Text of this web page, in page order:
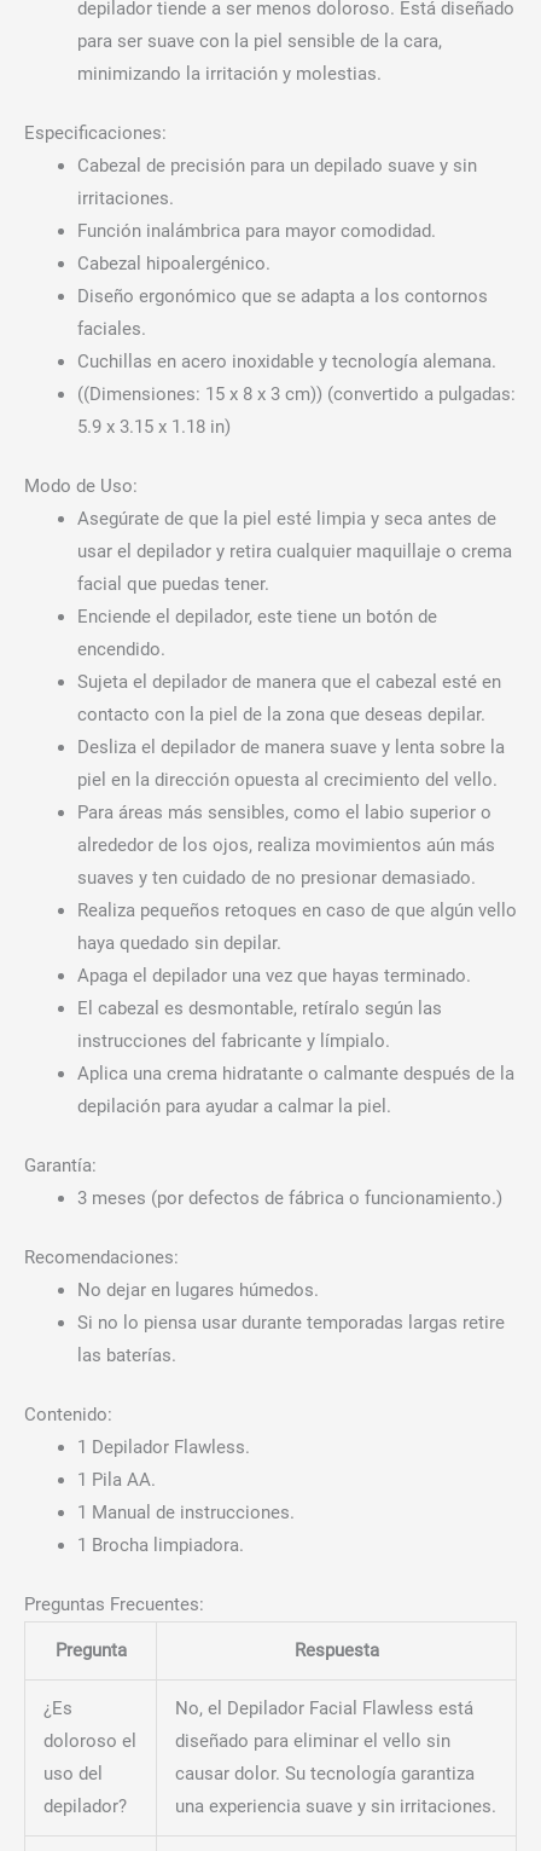
depilador tiende a ser menos doloroso. Está diseñado
para ser suave con la piel sensible de la cara,
minimizando la irritación y molestias.
Especificaciones:
Cabezal de precisión para un depilado suave y sin
irritaciones.
Función inalámbrica para mayor comodidad.
Cabezal hipoalergénico.
Diseño ergonómico que se adapta a los contornos
faciales.
Cuchillas en acero inoxidable y tecnología alemana.
((Dimensiones: 15 x 8 x 3 cm)) (convertido a pulgadas:
5.9 x 3.15 x 1.18 in)
Modo de Uso:
Asegúrate de que la piel esté limpia y seca antes de
usar el depilador y retira cualquier maquillaje o crema
facial que puedas tener.
Enciende el depilador, este tiene un botón de
encendido.
Sujeta el depilador de manera que el cabezal esté en
contacto con la piel de la zona que deseas depilar.
Desliza el depilador de manera suave y lenta sobre la
piel en la dirección opuesta al crecimiento del vello.
Para áreas más sensibles, como el labio superior o
alrededor de los ojos, realiza movimientos aún más
suaves y ten cuidado de no presionar demasiado.
Realiza pequeños retoques en caso de que algún vello
haya quedado sin depilar.
Apaga el depilador una vez que hayas terminado.
El cabezal es desmontable, retíralo según las
instrucciones del fabricante y límpialo.
Aplica una crema hidratante o calmante después de la
depilación para ayudar a calmar la piel.
Garantía:
3 meses (por defectos de fábrica o funcionamiento.)
Recomendaciones:
No dejar en lugares húmedos.
Si no lo piensa usar durante temporadas largas retire
las baterías.
Contenido:
1 Depilador Flawless.
1 Pila AA.
1 Manual de instrucciones.
1 Brocha limpiadora.
Preguntas Frecuentes:
Pregunta Respuesta
¿Es
doloroso el
uso del
depilador?
No, el Depilador Facial Flawless está
diseñado para eliminar el vello sin
causar dolor. Su tecnología garantiza
una experiencia suave y sin irritaciones.